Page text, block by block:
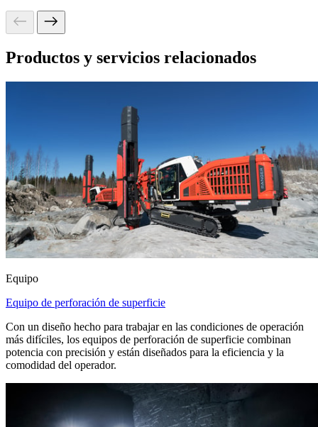
Productos y servicios relacionados
Equipo
Equipo de perforación de superficie
Con un diseño hecho para trabajar en las condiciones de operación
más difíciles, los equipos de perforación de superficie combinan
potencia con precisión y están diseñados para la eficiencia y la
comodidad del operador.